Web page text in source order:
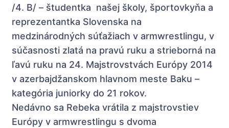
/4. B/ – študentka našej školy, športovkyňa a
reprezentantka Slovenska na
medzinárodných súťažiach v armwrestlingu, v
súčasnosti zlatá na pravú ruku a strieborná na
ľavú ruku na 24. Majstrovstvách Európy 2014
v azerbajdžanskom hlavnom meste Baku –
kategória juniorky do 21 rokov.
Nedávno sa Rebeka vrátila z majstrovstiev
Európy v armwrestlingu s dvoma